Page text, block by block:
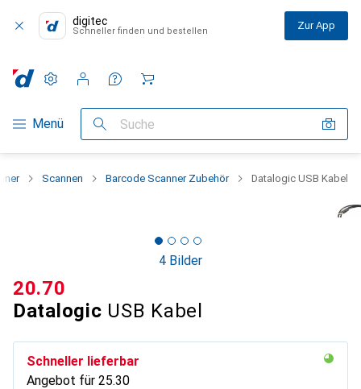
digitec
Schneller finden und bestellen Zur App
Navigation nach Kategorien
Menü Suche
Einstellungen
Kundenkonto
Vergleichslisten
Merklisten
Warenkorb
Scannen Barcode Scanner Zubehör Datalogic USB Kabel
4 Bilder
Datalogic USB Kabel
CHF
20.70
Schneller lieferbar
Angebot für CHF
25.30